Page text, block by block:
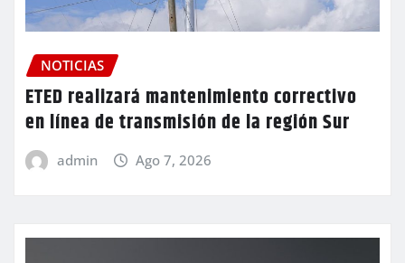
NOTICIAS
ETED realizará mantenimiento correctivo
en línea de transmisión de la región Sur
admin Ago 7, 2026